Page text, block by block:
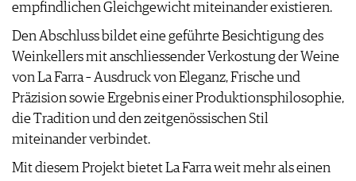
empfindlichen Gleichgewicht miteinander existieren.
Den Abschluss bildet eine geführte Besichtigung des
Weinkellers mit anschliessender Verkostung der Weine
von La Farra – Ausdruck von Eleganz, Frische und
Präzision sowie Ergebnis einer Produktionsphilosophie,
die Tradition und den zeitgenössischen Stil
miteinander verbindet.
Mit diesem Projekt bietet La Farra weit mehr als einen